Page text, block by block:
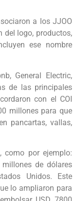
a los JJOO
del logo, productos,
ese nombre
General Electric,
de las principales
con el COI
millones para que
pancartas, vallas,
como por ejemplo:
de dólares
Unidos. Este
lo ampliaron para